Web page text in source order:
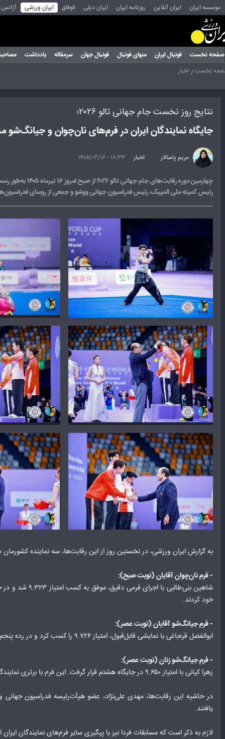
موسسه ایران ایران آنلاین روزنامه ایران ایران دیلی الوفاق ایران ورزشی
صفحه نخست فوتبال ایران منهای فوتبال فوتبال جهان سرمقاله یادداشت
نخست اخبار
نتایج روز نخست جام جهانی تالو ۲۰۲۶؛
جایگاه نمایندگان ایران در فرم‌های نان‌چوان و
مریم پاسالار اخبار ۱۸:۳۳ - ۱۴۰۵/۰۴/۱۶
چهارمین
رئیس کمیته ملی المپیک، رئیس فدراسیون جهانی ووشو و جمعی از روسای
به گزارش ایران ورزشی، در نخستین روز از این رقابت‌ها، سه نماینده
- فرم نان‌چوان آقایان (نوبت صبح):
خود کردند.
- فرم جیانگ‌شو آقایان (نوبت عصر):
ابوالفضل قره‌باغی با نمایشی قابل‌قبول، امتیاز ۹.۷۲۶ را کسب کرد و در رده پنجم ایستاد. در این بخش، هنگ‌کنگ ۹.۷۶۰، ویتنام ۹.۷۴۰ و اندونزی ۹.۷۳۶ برترین‌ها بودند.
- فرم جیانگ‌شو زنان (نوبت عصر):
زهرا کیانی با امتیاز ۹.۶۵۰ در جایگاه هشتم قرار گرفت. این فرم با برتری نمایندگان چین ۹.۷۸۶، ژاپن ۹.۷۵۰ و ویتنام ۹.۷۳۰ به پایان رسید.
در حاشیه این رقابت‌ها، مهدی علی‌نژاد، عضو هیأت‌رئیسه فدراسیون
یافتند.
لازم به ذکر است که مسابقات فردا نیز با پیگیری سایر فرم‌های نمایندگان